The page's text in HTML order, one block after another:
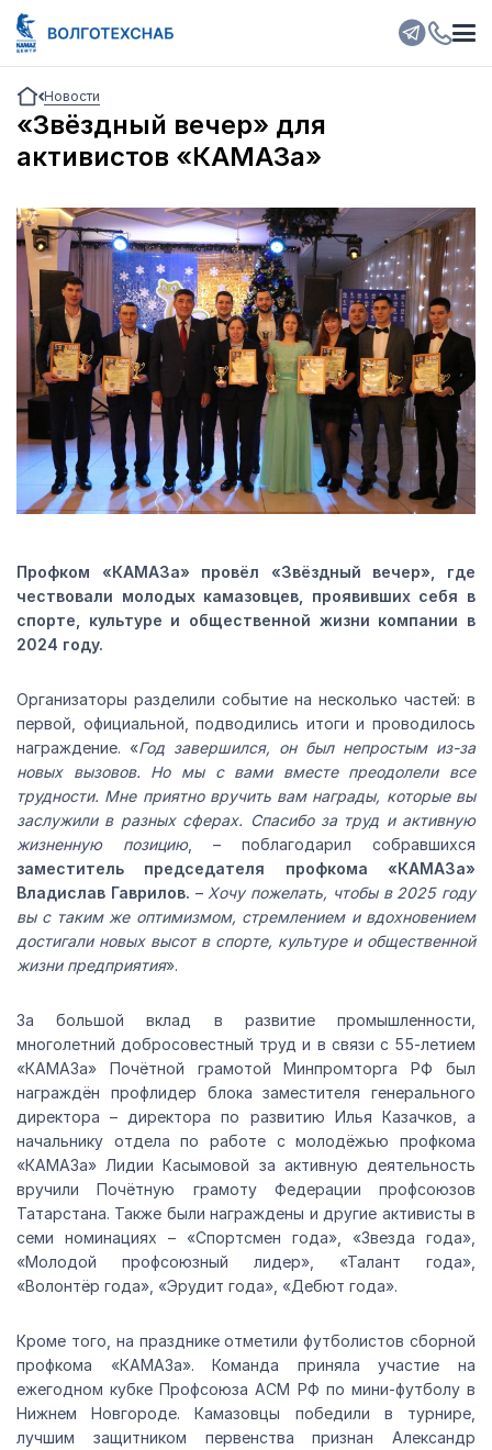
Новости
«Звёздный вечер» для
активистов «КАМАЗа»
Профком «КАМАЗа» провёл «Звёздный вечер», где
чествовали молодых камазовцев, проявивших себя в
спорте, культуре и общественной жизни компании в
2024 году.
Организаторы разделили событие на несколько частей: в
первой, официальной, подводились итоги и проводилось
награждение. «Год завершился, он был непростым из-за
новых вызовов. Но мы с вами вместе преодолели все
трудности. Мне приятно вручить вам награды, которые вы
заслужили в разных сферах. Спасибо за труд и активную
жизненную позицию, – поблагодарил собравшихся
заместитель председателя профкома «КАМАЗа»
Владислав Гаврилов. – Хочу пожелать, чтобы в 2025 году
вы с таким же оптимизмом, стремлением и вдохновением
достигали новых высот в спорте, культуре и общественной
жизни предприятия».
За большой вклад в развитие промышленности,
многолетний добросовестный труд и в связи с 55-летием
«КАМАЗа» Почётной грамотой Минпромторга РФ был
награждён профлидер блока заместителя генерального
директора – директора по развитию Илья Казачков, а
начальнику отдела по работе с молодёжью профкома
«КАМАЗа» Лидии Касымовой за активную деятельность
вручили Почётную грамоту Федерации профсоюзов
Татарстана. Также были награждены и другие активисты в
семи номинациях – «Спортсмен года», «Звезда года»,
«Молодой профсоюзный лидер», «Талант года»,
«Волонтёр года», «Эрудит года», «Дебют года».
Кроме того, на празднике отметили футболистов сборной
профкома «КАМАЗа». Команда приняла участие на
ежегодном кубке Профсоюза АСМ РФ по мини-футболу в
Нижнем Новгороде. Камазовцы победили в турнире,
лучшим защитником первенства признан Александр